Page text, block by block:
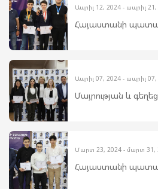
Ապրիլ 12, 2024 - ապրիլ 21,
Հայաստանի
Ապրիլ 07, 2024 - ապրիլ 07,
Մայրության և
Մարտ 23, 2024 - մարտ 31,
Հայաստանի